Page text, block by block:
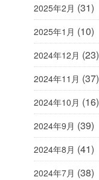
2025年2月 (31)
2025年1月 (10)
2024年12月 (23)
2024年11月 (37)
2024年10月 (16)
2024年9月 (39)
2024年8月 (41)
2024年7月 (38)